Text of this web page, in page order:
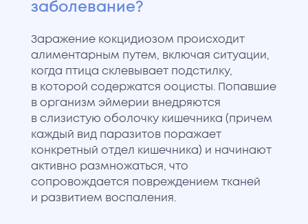
заболевание?
Заражение кокцидиозом происходит
алиментарным путем, включая ситуации,
когда птица склевывает подстилку,
в которой содержатся ооцисты. Попавшие
в организм эймерии внедряются
в слизистую оболочку кишечника (причем
каждый вид паразитов поражает
конкретный отдел кишечника) и начинают
активно размножаться, что
сопровождается повреждением тканей
и развитием воспаления.